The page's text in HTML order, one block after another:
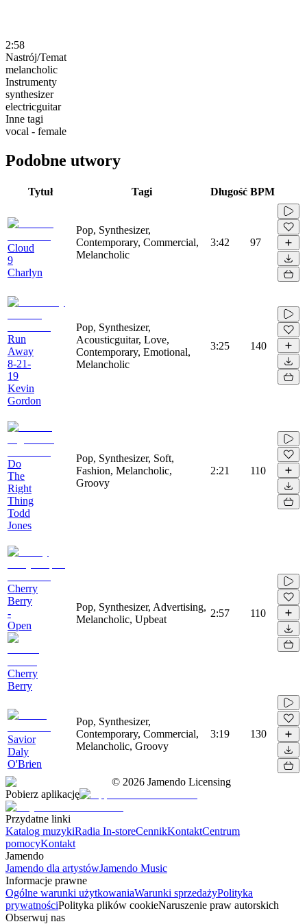
2:58
Nastrój/Temat
melancholic
Instrumenty
synthesizer
electricguitar
Inne tagi
vocal - female
Podobne utwory
Tytuł Tagi Długość BPM
Cloud
9
Charlyn
Pop, Synthesizer,
Contemporary, Commercial,
Melancholic
3:42 97
Run
Away
8-21-
19
Kevin
Gordon
Pop, Synthesizer,
Acousticguitar, Love,
Contemporary, Emotional,
Melancholic
3:25 140
Do
The
Right
Thing
Todd
Jones
Pop, Synthesizer, Soft,
Fashion, Melancholic,
Groovy
2:21 110
Cherry
Berry
-
Open
Cherry
Berry
Pop, Synthesizer, Advertising,
Melancholic, Upbeat
2:57 110
Savior
Daly
O'Brien
Pop, Synthesizer,
Contemporary, Commercial,
Melancholic, Groovy
3:19 130
© 2026 Jamendo Licensing
Pobierz aplikację
Przydatne linki
Katalog muzykiRadia In-storeCennikKontaktCentrum
pomocyKontakt
Jamendo
Jamendo dla artystówJamendo Music
Informacje prawne
Ogólne warunki użytkowaniaWarunki sprzedażyPolityka
prywatnościPolityka plików cookieNaruszenie praw autorskich
Obserwuj nas